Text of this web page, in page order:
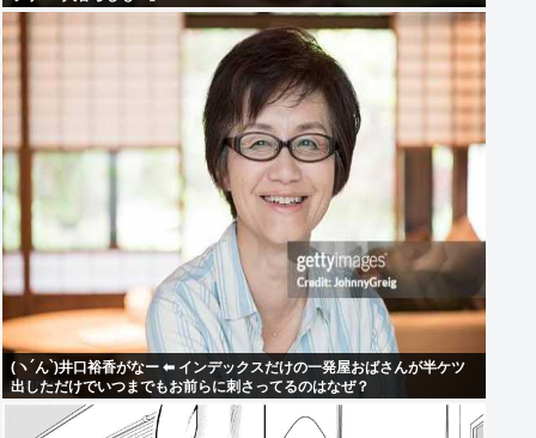
(ヽ´ん`)井口裕香がなー ⬅ インデックスだけの一発屋おばさんが半ケツ
出しただけでいつまでもお前らに刺さってるのはなぜ？